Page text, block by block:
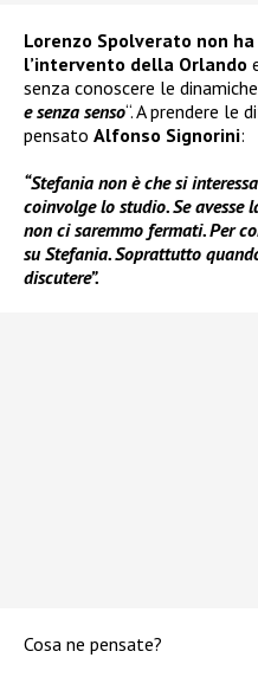
Lorenzo Spolverato non
l’intervento della Orlando
senza conoscere le
e senza senso“. A prendere le
pensato Alfonso Signorini:
“Stefania non è che si
coinvolge lo studio. Se
non ci saremmo fermati. Per
su Stefania. Soprattutto
discutere”.
Cosa ne pensate?